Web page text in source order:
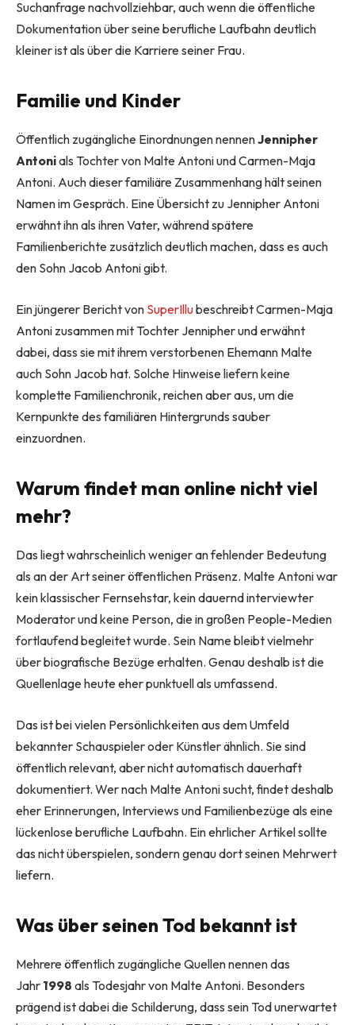
Suchanfrage nachvollziehbar, auch wenn die öffentliche
Dokumentation über seine berufliche Laufbahn deutlich
kleiner ist als über die Karriere seiner Frau.
Familie und Kinder
Öffentlich zugängliche Einordnungen nennenJennipher
Antonials Tochter von Malte Antoni und Carmen-Maja
Antoni. Auch dieser familiäre Zusammenhang hält seinen
Namen im Gespräch. Eine Übersicht zu Jennipher Antoni
erwähnt ihn als ihren Vater, während spätere
Familienberichte zusätzlich deutlich machen, dass es auch
den Sohn Jacob Antoni gibt.
Ein jüngerer Bericht von SuperIllubeschreibt Carmen-Maja
Antoni zusammen mit Tochter Jennipher und erwähnt
dabei, dass sie mit ihrem verstorbenen Ehemann Malte
auch Sohn Jacob hat. Solche Hinweise liefern keine
komplette Familienchronik, reichen aber aus, um die
Kernpunkte des familiären Hintergrunds sauber
einzuordnen.
Warum findet man online nicht viel
mehr?
Das liegt wahrscheinlich weniger an fehlender Bedeutung
als an der Art seiner öffentlichen Präsenz. Malte Antoni war
kein klassischer Fernsehstar, kein dauernd interviewter
Moderator und keine Person, die in großen People-Medien
fortlaufend begleitet wurde. Sein Name bleibt vielmehr
über biografische Bezüge erhalten. Genau deshalb ist die
Quellenlage heute eher punktuell als umfassend.
Das ist bei vielen Persönlichkeiten aus dem Umfeld
bekannter Schauspieler oder Künstler ähnlich. Sie sind
öffentlich relevant, aber nicht automatisch dauerhaft
dokumentiert. Wer nach Malte Antoni sucht, findet deshalb
eher Erinnerungen, Interviews und Familienbezüge als eine
lückenlose berufliche Laufbahn. Ein ehrlicher Artikel sollte
das nicht überspielen, sondern genau dort seinen Mehrwert
liefern.
Was über seinen Tod bekannt ist
Mehrere öffentlich zugängliche Quellen nennen das
Jahr 1998 als Todesjahr von Malte Antoni. Besonders
prägend ist dabei die Schilderung, dass sein Tod unerwartet